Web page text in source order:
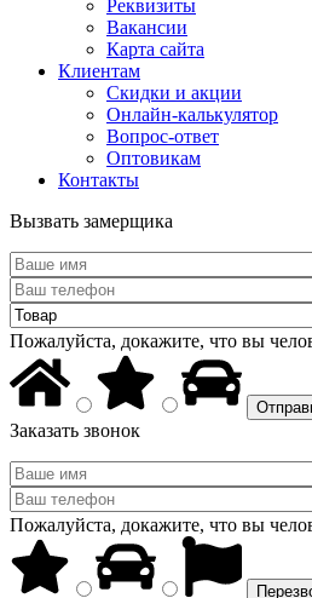
Реквизиты
Вакансии
Карта сайта
Клиентам
Скидки и акции
Онлайн-калькулятор
Вопрос-ответ
Оптовикам
Контакты
Вызвать замерщика
Пожалуйста, докажите, что вы
Заказать звонок
Пожалуйста, докажите, что вы